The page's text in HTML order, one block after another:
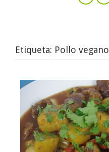
Etiqueta: Pollo vegano